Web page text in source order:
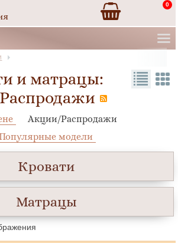
0
и матрацы:
Акции/Распродажи
Популярные модели
Кровати
Матрацы